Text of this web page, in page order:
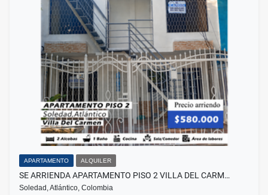
APARTAMENTO ALQUILER
SE ARRIENDA APARTAMENTO PISO 2 VILLA DEL CARM…
Soledad, Atlántico, Colombia